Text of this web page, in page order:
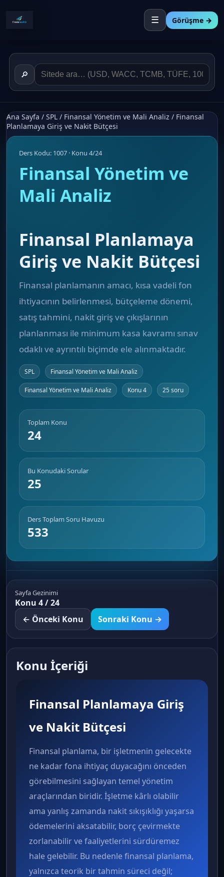
☰ Görüşme →
🔎
Ana Sayfa / SPL / Finansal Yönetim ve Mali Analiz / Finansal
Planlamaya Giriş ve Nakit Bütçesi
Ders Kodu: 1007 · Konu 4/24
Finansal Yönetim ve
Mali Analiz
Finansal Planlamaya
Giriş ve Nakit Bütçesi
Finansal planlamanın amacı, kısa vadeli fon
ihtiyacının belirlenmesi, bütçeleme dönemi,
satış tahmini, nakit giriş ve çıkışlarının
planlanması ile minimum kasa kavramı sınav
odaklı ve ayrıntılı biçimde ele alınmaktadır.
SPL Finansal Yönetim ve Mali Analiz
Finansal Yönetim ve Mali Analiz Konu 4 25 soru
Toplam Konu
24
Bu Konudaki Sorular
25
Ders Toplam Soru Havuzu
533
Sayfa Gezinimi
Konu 4 / 24
← Önceki Konu
Sonraki Konu →
Konu İçeriği
Finansal Planlamaya Giriş
ve Nakit Bütçesi
Finansal planlama, bir işletmenin gelecekte
ne kadar fona ihtiyaç duyacağını önceden
görebilmesini sağlayan temel yönetim
araçlarından biridir. İşletme kârlı olabilir
ama yanlış zamanda nakit sıkışıklığı yaşarsa
ödemelerini aksatabilir, borç çevirmekte
zorlanabilir ve faaliyetlerini sürdüremez
hale gelebilir. Bu nedenle finansal planlama,
yalnızca teorik bir tahmin süreci değil;